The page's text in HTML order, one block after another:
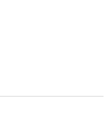
weiterempfehlen